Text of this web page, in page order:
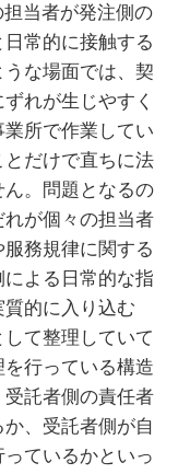
当者が発注側の
常的に接触する
な場面では、契
れが生じやすく
所で作業してい
だけで直ちに法
。問題となるの
が個々の担当者
務規律に関する
よる日常的な指
的に入り込む
て整理していて
行っている構造
託者側の責任者
、受託者側が自
ているかといっ